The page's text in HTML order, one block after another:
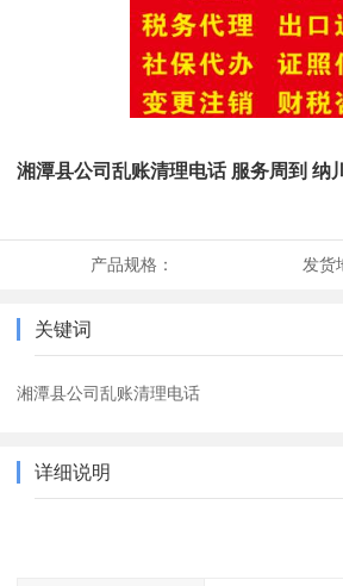
湘潭县公司乱账清理电话 服务周到 纳
产品规格： 发货
关键词
湘潭县公司乱账清理电话
详细说明